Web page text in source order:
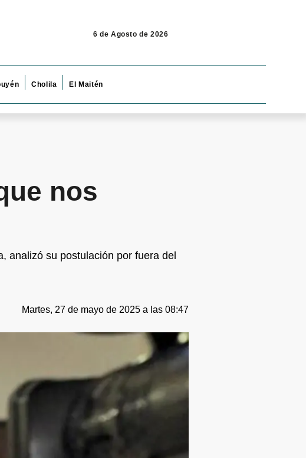
6 de Agosto de 2026
Cholila El Maitén
nos
analizó su postulación por fuera del
Martes, 27 de mayo de 2025 a las 08:47